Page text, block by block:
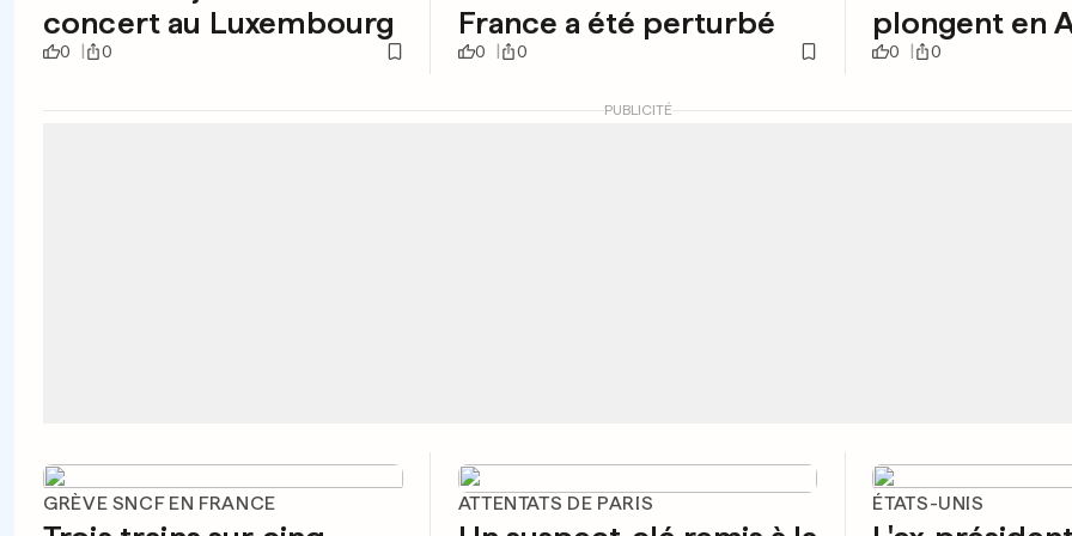
concert au Luxembourg
0 0
France a été perturbé
0 0
plongent en
0 0
PUBLICITÉ
GRÈVE SNCF EN FRANCE ATTENTATS DE PARIS ÉTATS-UNIS